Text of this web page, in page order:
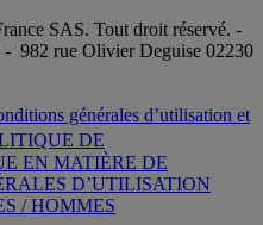
SAS. Tout droit réservé. -
982 rue Olivier Deguise 02230
générales d’utilisation et
DE
EN MATIÈRE DE
D’UTILISATION
/ HOMMES